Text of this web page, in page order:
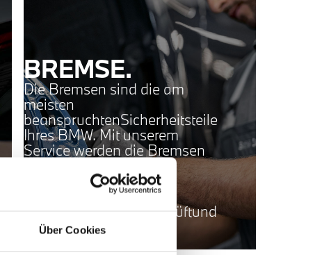
Über Cookies
BREMSE.
Die Bremsen sind die am
meisten
beanspruchtenSicherheitsteile
Ihres BMW. Mit unserem
Service werden die Bremsen
Bremsscheiben, die
Bremsbeläge sowie die
Bremsflüssigkeit überprüftund
in einen einwandfreien